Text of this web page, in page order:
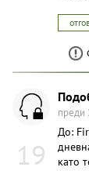
19
преди
До:
като